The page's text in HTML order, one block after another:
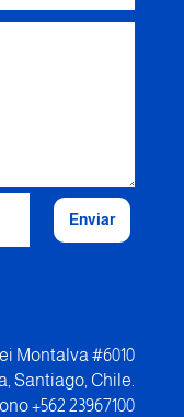
Enviar
Montalva #6010
Santiago, Chile.
+562 23967100